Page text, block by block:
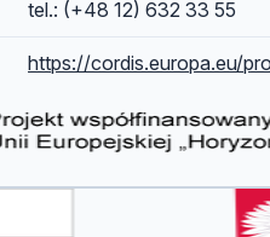
tel.: (+48 12) 632 33 55
https://cordis.europa.eu/